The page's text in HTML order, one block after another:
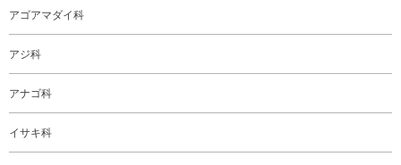
アゴアマダイ科
アジ科
アナゴ科
イサキ科